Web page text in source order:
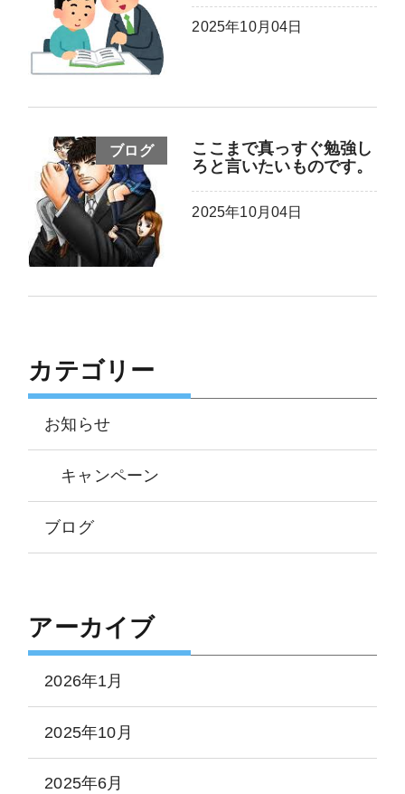
2025年10月04日
ブログ
ここまで真っすぐ勉強し
ろと言いたいものです。
2025年10月04日
カテゴリー
お知らせ
キャンペーン
ブログ
アーカイブ
2026年1月
2025年10月
2025年6月